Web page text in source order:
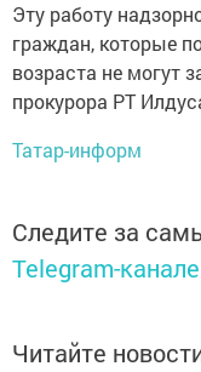
Эту работу
граждан, которые
возраста не могут
прокурора РТ
Татар-информ
Следите за
Telegram-канале
Читайте